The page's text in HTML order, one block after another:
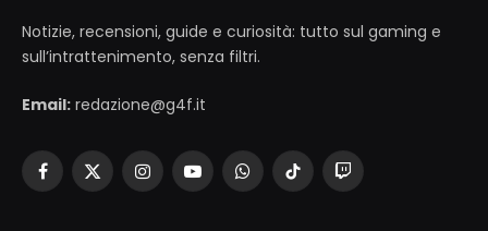
Notizie, recensioni, guide e curiosità: tutto sul gaming e
sull’intrattenimento, senza filtri.
Email: redazione@g4f.it
Facebook
X
InstagramYouTubeWhatsAppTikTokTwitch